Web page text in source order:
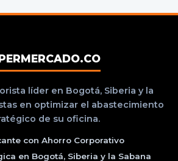
líder en Bogotá, Siberia y la
en optimizar el abastecimiento
de su oficina.
con Ahorro Corporativo
en Bogotá, Siberia y la Sabana